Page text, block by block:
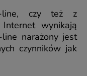
line, czy też z
wynikają
narażony jest
czynników jak